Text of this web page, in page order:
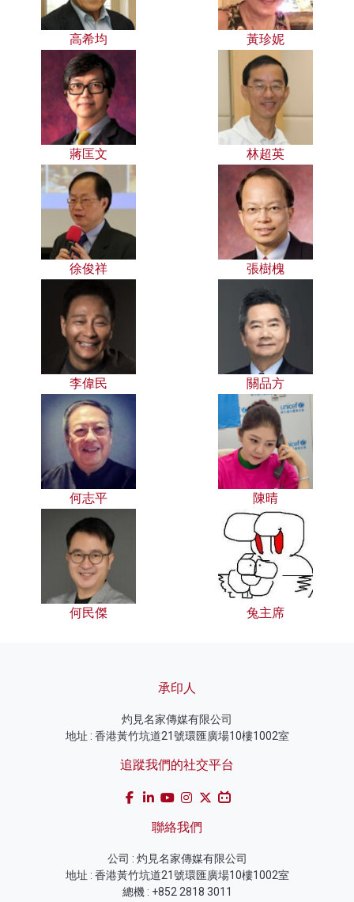
高希均 黃珍妮
蔣匡文 林超英
徐俊祥 張樹槐
李偉民 關品方
何志平 陳晴
何民傑 兔主席
承印人
灼見名家傳媒有限公司
地址 : 香港黃竹坑道21號環匯廣場10樓1002室
追蹤我們的社交平台
聯絡我們
公司 : 灼見名家傳媒有限公司
地址 : 香港黃竹坑道21號環匯廣場10樓1002室
總機 : +852 2818 3011